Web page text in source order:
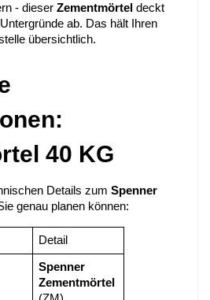
- dieser Zementmörtel deckt
ab. Das hält Ihren
übersichtlich.
40 KG
Details zum Spenner
genau planen können:
Detail
Spenner
Zementmörtel